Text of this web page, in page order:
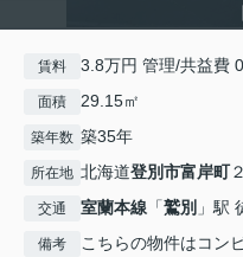
賃料 3.8万円 管理/共益費
面積 29.15㎡
築年数 築35年
所在地 北海道登別市富岸町
交通 室蘭本線 「鷲別 」駅
備考
こちらの物件はコン